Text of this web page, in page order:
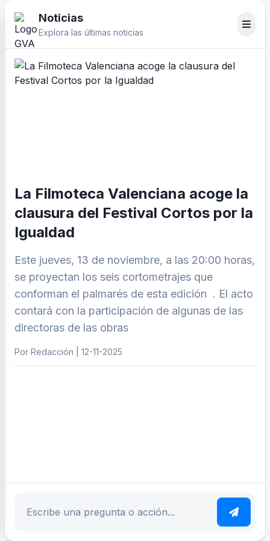
Noticias
Explora las últimas noticias
La Filmoteca Valenciana acoge la
clausura del Festival Cortos por la
Igualdad
Este jueves, 13 de noviembre, a las 20:00 horas,
se proyectan los seis cortometrajes que
conforman el palmarés de esta edición . El acto
contará con la participación de algunas de las
directoras de las obras
Por Redacción | 12-11-2025
Escribe tu pregunta